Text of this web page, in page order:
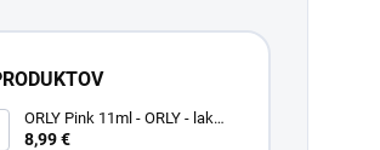
ORLY Pink 11ml - ORLY - lak
na nechty
8,99 €